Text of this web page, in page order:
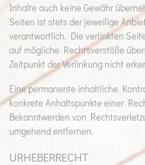
Inhalte auch keine Gewähr
Seiten ist stets der jeweilige
verantwortlich. Die verlinkten
auf mögliche Rechtsverstöße
Zeitpunkt der Verlinkung nicht
Eine permanente inhaltliche
konkrete Anhaltspunkte einer
Bekanntwerden von
umgehend entfernen.
URHEBERRECHT